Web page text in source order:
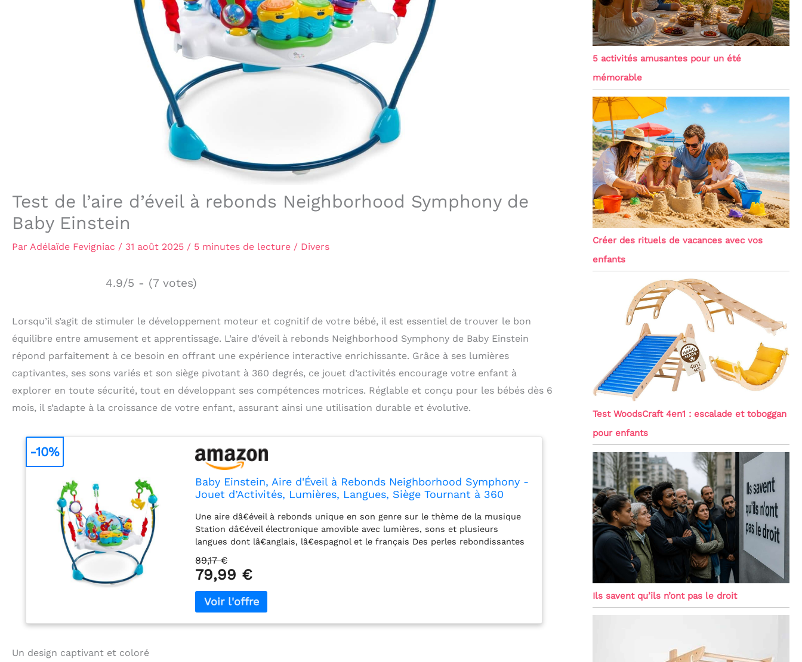
Test de l’aire d’éveil à rebonds Neighborhood Symphony de
Baby Einstein
Par Adélaïde Fevigniac / 31 août 2025 / 5 minutes de lecture / Divers
4.9/5 - (7 votes)
Lorsqu’il s’agit de stimuler le développement moteur et cognitif de votre bébé, il est essentiel de trouver le bon
équilibre entre amusement et apprentissage. L’aire d’éveil à rebonds Neighborhood Symphony de Baby Einstein
répond parfaitement à ce besoin en offrant une expérience interactive enrichissante. Grâce à ses lumières
captivantes, ses sons variés et son siège pivotant à 360 degrés, ce jouet d’activités encourage votre enfant à
explorer en toute sécurité, tout en développant ses compétences motrices. Réglable et conçu pour les bébés dès 6
mois, il s’adapte à la croissance de votre enfant, assurant ainsi une utilisation durable et évolutive.
Baby Einstein, Aire d'Éveil à Rebonds Neighborhood Symphony -
Jouet d’Activités, Lumières, Langues, Siège Tournant à 360
Une aire dâ€éveil à rebonds unique en son genre sur le thème de la musique
Station dâ€éveil électronique amovible avec lumières, sons et plusieurs
langues dont lâ€anglais, lâ€espagnol et le français Des perles rebondissantes
tambourin Siège tournant à 360° pour que bébé ait accès à tous les jouets
des stations dâ€éveil, comporte également des rembourrages
supplémentaires et un dossier plus haut pour plus de confort et de maintien
Quatre possibilités de réglage en hauteur pour suivre l'évolution de bébé Bac
Livré dans un emballage complètement fermé
89,17 €
79,99 €
-10%
Un design captivant et coloré
5 activités amusantes pour un été
mémorable
Créer des rituels de vacances avec vos
enfants
Test WoodsCraft 4en1 : escalade et toboggan
pour enfants
Ils savent qu’ils n’ont pas le droit